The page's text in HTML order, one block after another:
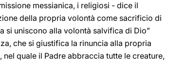
messianica, i religiosi - dice il
della propria volontà come sacrificio di
si uniscono alla volontà salvifica di Dio”
che si giustifica la rinuncia alla propria
quale il Padre abbraccia tutte le creature,